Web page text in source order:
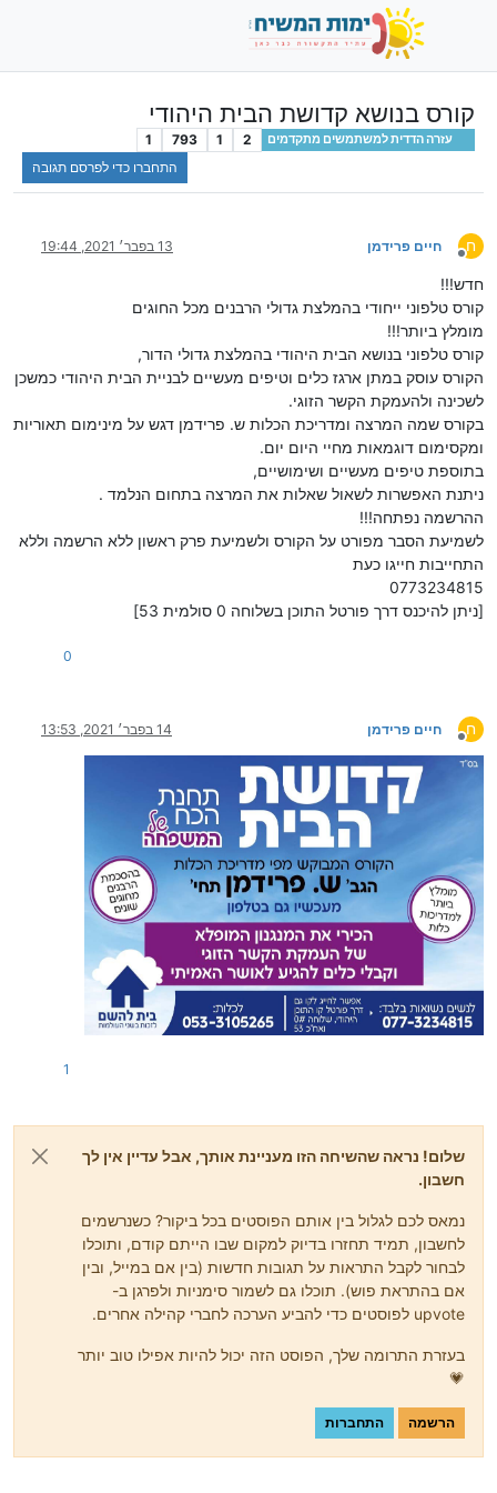
קורס בנושא קדושת הבית היהודי
עזרה הדדית למשתמשים מתקדמים 2
1
793
1
התחברו כדי לפרסם תגובה
ח
מנותק
חיים פרידמן 13 בפבר׳ 2021, 19:44
חדש!!!
קורס טלפוני ייחודי בהמלצת גדולי הרבנים מכל החוגים
מומלץ ביותר!!!
קורס טלפוני בנושא הבית היהודי בהמלצת גדולי הדור,
הקורס עוסק במתן ארגז כלים וטיפים מעשיים לבניית הבית היהודי כמשכן
לשכינה ולהעמקת הקשר הזוגי.
בקורס שמה המרצה ומדריכת הכלות ש. פרידמן דגש על מינימום תאוריות
ומקסימום דוגמאות מחיי היום יום.
בתוספת טיפים מעשיים ושימושיים,
ניתנת האפשרות לשאול שאלות את המרצה בתחום הנלמד .
ההרשמה נפתחה!!!
לשמיעת הסבר מפורט על הקורס ולשמיעת פרק ראשון ללא הרשמה וללא
התחייבות חייגו כעת
0773234815
[ניתן להיכנס דרך פורטל התוכן בשלוחה 0 סולמית 53]
0
ח
מנותק
חיים פרידמן 14 בפבר׳ 2021, 13:53
1
שלום! נראה שהשיחה הזו מעניינת אותך, אבל עדיין אין לך
חשבון.
נמאס לכם לגלול בין אותם הפוסטים בכל ביקור? כשנרשמים
לחשבון, תמיד תחזרו בדיוק למקום שבו הייתם קודם, ותוכלו
לבחור לקבל התראות על תגובות חדשות (בין אם במייל, ובין
אם בהתראת פוש). תוכלו גם לשמור סימניות ולפרגן ב-
upvote לפוסטים כדי להביע הערכה לחברי קהילה אחרים.
בעזרת התרומה שלך, הפוסט הזה יכול להיות אפילו טוב יותר
💗
הרשמה התחברות